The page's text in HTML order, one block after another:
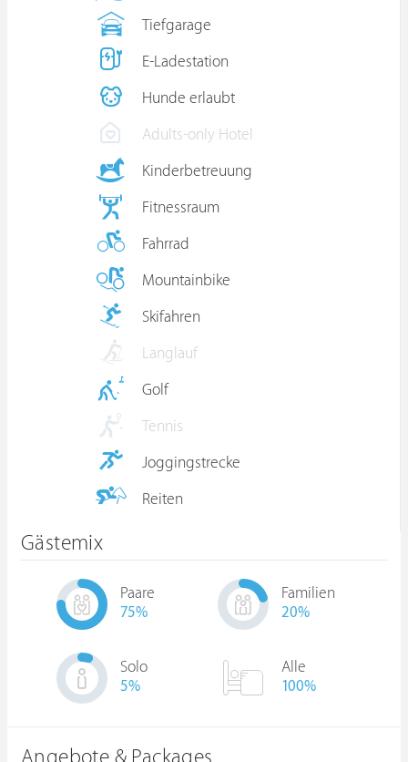
Tiefgarage
E-Ladestation
Hunde erlaubt
Adults-only Hotel
Kinderbetreuung
Fitnessraum
Fahrrad
Mountainbike
Skifahren
Langlauf
Golf
Tennis
Joggingstrecke
Reiten
Gästemix
Paare
75%
Familien
20%
Solo
5%
Alle
100%